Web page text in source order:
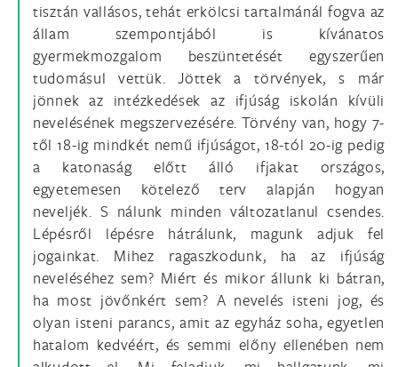
tisztán vallásos, tehát erkölcsi tartalmánál fogva az
állam szempontjából is kívánatos
gyermekmozgalom beszüntetését egyszerűen
tudomásul vettük. Jöttek a törvények, s már
jönnek az intézkedések az ifjúság iskolán kívüli
nevelésének megszervezésére. Törvény van, hogy 7-
től 18-ig mindkét nemű ifjúságot, 18-tól 20-ig pedig
a katonaság előtt álló ifjakat országos,
egyetemesen kötelező terv alapján hogyan
neveljék. S nálunk minden változatlanul csendes.
Lépésről lépésre hátrálunk, magunk adjuk fel
jogainkat. Mihez ragaszkodunk, ha az ifjúság
neveléséhez sem? Miért és mikor állunk ki bátran,
ha most jövőnkért sem? A nevelés isteni jog, és
olyan isteni parancs, amit az egyház soha, egyetlen
hatalom kedvéért, és semmi előny ellenében nem